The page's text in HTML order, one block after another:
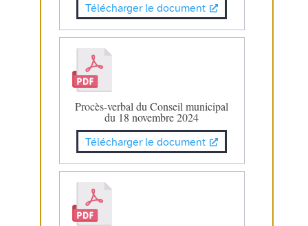
Télécharger le document
Procès-verbal du Conseil municipal
du 18 novembre 2024
Télécharger le document